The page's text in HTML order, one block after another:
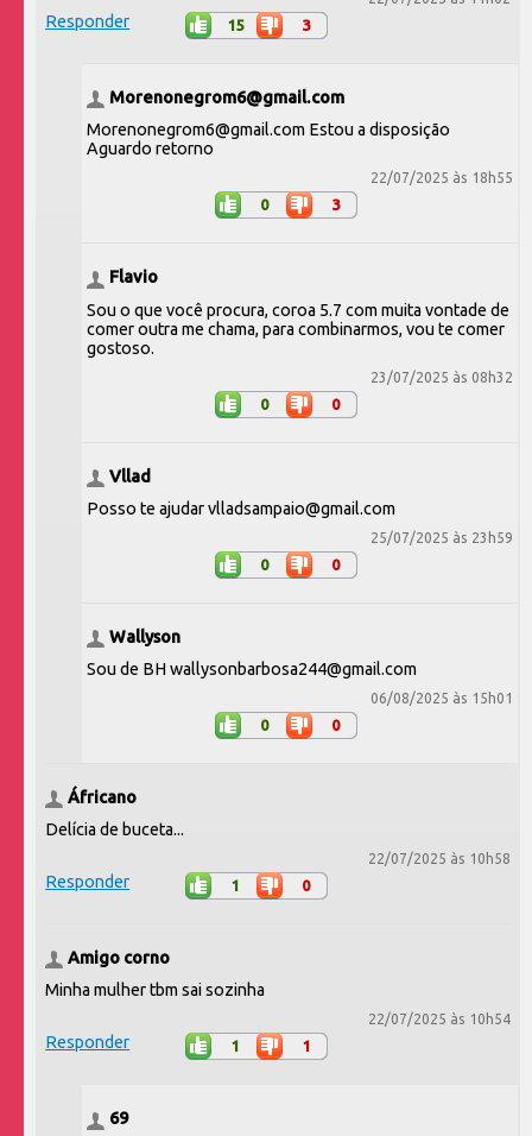
Responder 15 3
Morenonegrom6@gmail.com
Morenonegrom6@gmail.com Estou a disposição
Aguardo retorno
22/07/2025 às 18h55
0 3
Flavio
Sou o que você procura, coroa 5.7 com muita vontade de
comer outra me chama, para combinarmos, vou te comer
gostoso.
23/07/2025 às 08h32
0 0
Vllad
Posso te ajudar vlladsampaio@gmail.com
25/07/2025 às 23h59
0 0
Wallyson
Sou de BH wallysonbarbosa244@gmail.com
06/08/2025 às 15h01
0 0
Áfricano
Delícia de buceta...
22/07/2025 às 10h58
Responder 1 0
Amigo corno
Minha mulher tbm sai sozinha
22/07/2025 às 10h54
Responder 1 1
69